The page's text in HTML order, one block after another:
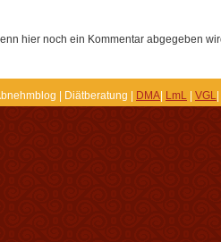
hier noch ein Kommentar abgegeben
| Diätberatung | DMA LmL VGL